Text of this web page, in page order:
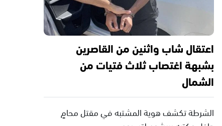
اعتقال شاب واثنين من القاصرين
بشبهة اغتصاب ثلاث فتيات من
الشمال
الشرطة تكشف هوية المشتبه في مقتل محامٍ